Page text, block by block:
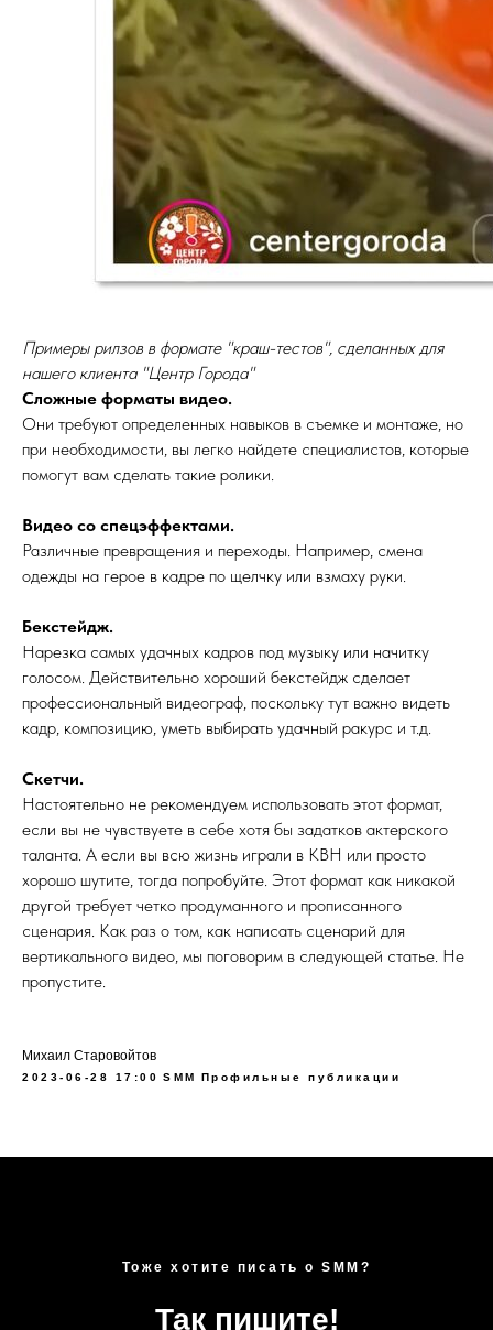
Примеры рилзов в формате "краш-тестов", сделанных для
нашего клиента "Центр Города"
Сложные форматы видео.
Они требуют определенных навыков в съемке и монтаже, но
при необходимости, вы легко найдете специалистов, которые
помогут вам сделать такие ролики.
Видео со спецэффектами.
Различные превращения и переходы. Например, смена
одежды на герое в кадре по щелчку или взмаху руки.
Бекстейдж.
Нарезка самых удачных кадров под музыку или начитку
голосом. Действительно хороший бекстейдж сделает
профессиональный видеограф, поскольку тут важно видеть
кадр, композицию, уметь выбирать удачный ракурс и т.д.
Скетчи.
Настоятельно не рекомендуем использовать этот формат,
если вы не чувствуете в себе хотя бы задатков актерского
таланта. А если вы всю жизнь играли в КВН или просто
хорошо шутите, тогда попробуйте. Этот формат как никакой
другой требует четко продуманного и прописанного
сценария. Как раз о том, как написать сценарий для
вертикального видео, мы поговорим в следующей статье. Не
пропустите.
Михаил Старовойтов
2023-06-28 17:00 SMM Профильные публикации
Тоже хотите писать о SMM?
Так пишите!